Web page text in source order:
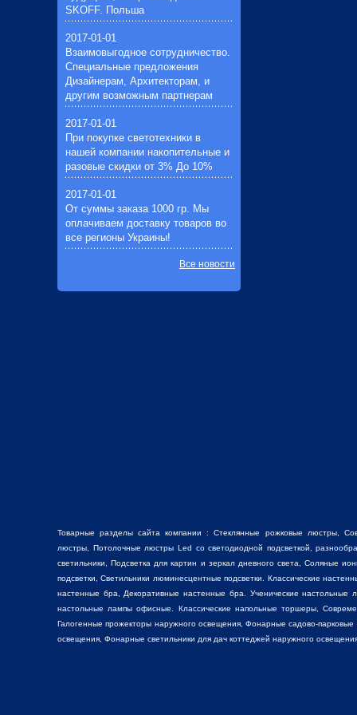
SKOFF. Польша
2017-01-01
Взаимовыгодное сотрудничество.
Специальные предложения
Дизайнерам, Архитекторам, и
другим возможным партнерам
2017-01-01
При покупке светотехники в
нашей компании накопительные и
разовые скидки от 3% До 10%
2017-01-01
От суммы заказа 1000 гр. Мы
оплачиваем доставку товаров во
все регионы Украины!
Все новости
Товарные разделы сайта компании :Стеклянные рожковые люстры,
люстры , Потолочные люстры Led со светодиодной подсветкой,
светильники,Подсветка для картин и зеркал дневного света, Соляные
подсветки, Светильники люминесцентные подсветки. Классические
настенные бра, Декоративныенастенные бра . Ученические
настольные лампы офисные. Классические напольные торшеры ,
Галогенные прожекторы наружного освещения, Фонарные садово-
освещения, Фонарные светильники для дач коттеджей наружного